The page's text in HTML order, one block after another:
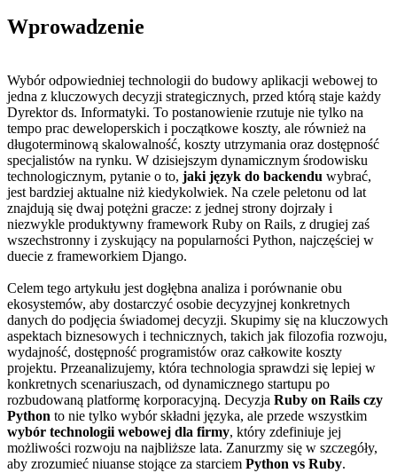
Wprowadzenie
Wybór odpowiedniej technologii do budowy aplikacji webowej to
jedna z kluczowych decyzji strategicznych, przed którą staje każdy
Dyrektor ds. Informatyki. To postanowienie rzutuje nie tylko na
tempo prac deweloperskich i początkowe koszty, ale również na
długoterminową skalowalność, koszty utrzymania oraz dostępność
specjalistów na rynku. W dzisiejszym dynamicznym środowisku
technologicznym, pytanie o to, jaki język do backendu wybrać,
jest bardziej aktualne niż kiedykolwiek. Na czele peletonu od lat
znajdują się dwaj potężni gracze: z jednej strony dojrzały i
niezwykle produktywny framework Ruby on Rails, z drugiej zaś
wszechstronny i zyskujący na popularności Python, najczęściej w
duecie z frameworkiem Django.
Celem tego artykułu jest dogłębna analiza i porównanie obu
ekosystemów, aby dostarczyć osobie decyzyjnej konkretnych
danych do podjęcia świadomej decyzji. Skupimy się na kluczowych
aspektach biznesowych i technicznych, takich jak filozofia rozwoju,
wydajność, dostępność programistów oraz całkowite koszty
projektu. Przeanalizujemy, która technologia sprawdzi się lepiej w
konkretnych scenariuszach, od dynamicznego startupu po
rozbudowaną platformę korporacyjną. Decyzja Ruby on Rails czy
Python to nie tylko wybór składni języka, ale przede wszystkim
wybór technologii webowej dla firmy, który zdefiniuje jej
możliwości rozwoju na najbliższe lata. Zanurzmy się w szczegóły,
aby zrozumieć niuanse stojące za starciem Python vs Ruby.